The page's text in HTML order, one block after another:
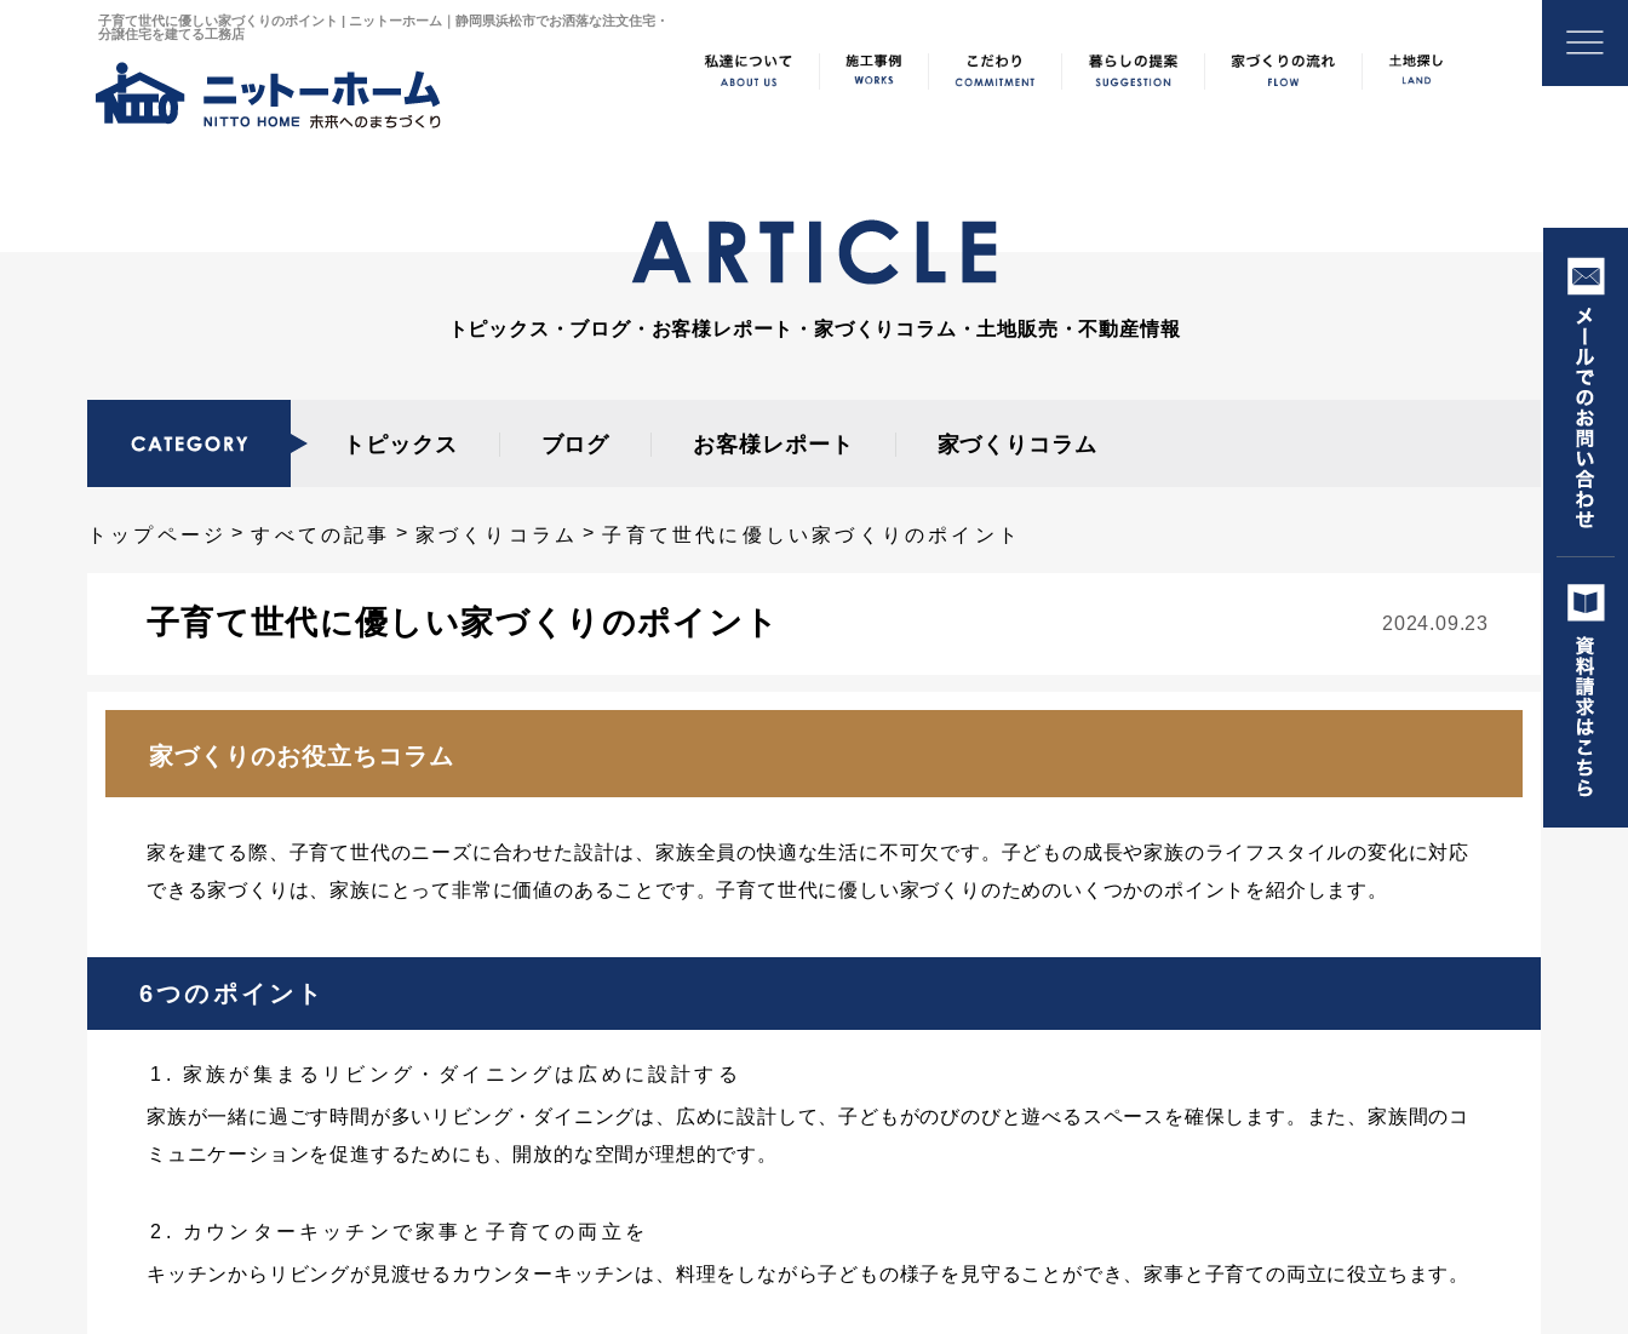
子育て世代に優しい家づくりのポイント | ニットーホーム｜静岡県浜松市でお洒落な注文住宅・
分譲住宅を建てる工務店
トピックス・ブログ・お客様レポート・家づくりコラム・土地販売・不動産情報
トピックス ブログ お客様レポート 家づくりコラム
トップページ すべての記事 家づくりコラム 子育て世代に優しい家づくりのポイント
子育て世代に優しい家づくりのポイント 2024.09.23
家づくりのお役立ちコラム
家を建てる際、子育て世代のニーズに合わせた設計は、家族全員の快適な生活に不可欠です。子どもの成長や家族のライフスタイルの変化に対応
できる家づくりは、家族にとって非常に価値のあることです。子育て世代に優しい家づくりのためのいくつかのポイントを紹介します。
6つのポイント
家族が集まるリビング・ダイニングは広めに設計する
家族が一緒に過ごす時間が多いリビング・ダイニングは、広めに設計して、子どもがのびのびと遊べるスペースを確保します。また、家族間のコ
ミュニケーションを促進するためにも、開放的な空間が理想的です。
カウンターキッチンで家事と子育ての両立を
キッチンからリビングが見渡せるカウンターキッチンは、料理をしながら子どもの様子を見守ることができ、家事と子育ての両立に役立ちます。